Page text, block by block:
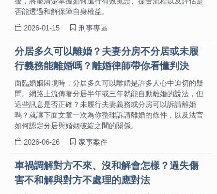
否能透過和解保障自身權益。
2026-01-15
刑事專區
分居多久可以離婚？夫妻分房不分居或未履
行義務能離婚嗎？離婚律師帶你看懂判決
面臨婚姻困境時，分居多久可以離婚是許多人心中迫切的疑
問。網路上流傳著分居半年或三年就能自動離婚的說法，但
這些訊息是否正確？未履行夫妻義務或分房可以訴請離婚
嗎？就讓下面文章一次為你整理訴請離婚的條件，以及法官
如何認定分居與婚姻破綻之間的關係。
2026-06-26
家事案件
車禍調解對方不來、沒和解會怎樣？過失傷
害不和解與對方不處理的應對法